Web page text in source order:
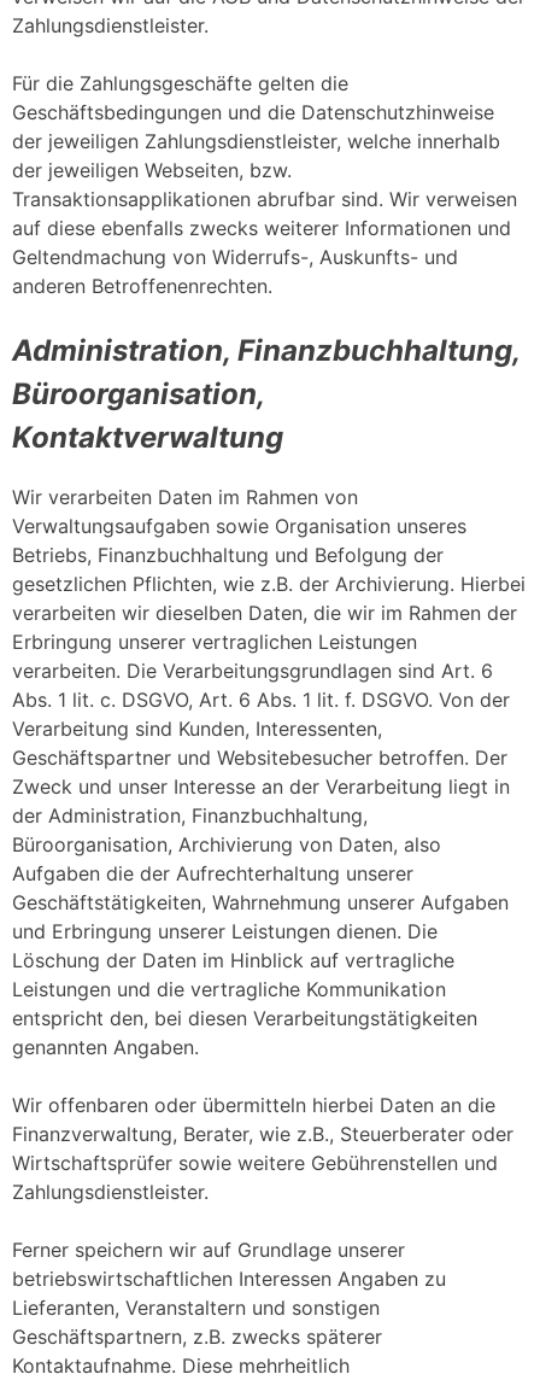
Zahlungsdienstleister.
Für die Zahlungsgeschäfte gelten die
Geschäftsbedingungen und die Datenschutzhinweise
der jeweiligen Zahlungsdienstleister, welche innerhalb
der jeweiligen Webseiten, bzw.
Transaktionsapplikationen abrufbar sind. Wir verweisen
auf diese ebenfalls zwecks weiterer Informationen und
Geltendmachung von Widerrufs-, Auskunfts- und
anderen Betroffenenrechten.
Administration, Finanzbuchhaltung,
Büroorganisation,
Kontaktverwaltung
Wir verarbeiten Daten im Rahmen von
Verwaltungsaufgaben sowie Organisation unseres
Betriebs, Finanzbuchhaltung und Befolgung der
gesetzlichen Pflichten, wie z.B. der Archivierung. Hierbei
verarbeiten wir dieselben Daten, die wir im Rahmen der
Erbringung unserer vertraglichen Leistungen
verarbeiten. Die Verarbeitungsgrundlagen sind Art. 6
Abs. 1 lit. c. DSGVO, Art. 6 Abs. 1 lit. f. DSGVO. Von der
Verarbeitung sind Kunden, Interessenten,
Geschäftspartner und Websitebesucher betroffen. Der
Zweck und unser Interesse an der Verarbeitung liegt in
der Administration, Finanzbuchhaltung,
Büroorganisation, Archivierung von Daten, also
Aufgaben die der Aufrechterhaltung unserer
Geschäftstätigkeiten, Wahrnehmung unserer Aufgaben
und Erbringung unserer Leistungen dienen. Die
Löschung der Daten im Hinblick auf vertragliche
Leistungen und die vertragliche Kommunikation
entspricht den, bei diesen Verarbeitungstätigkeiten
genannten Angaben.
Wir offenbaren oder übermitteln hierbei Daten an die
Finanzverwaltung, Berater, wie z.B., Steuerberater oder
Wirtschaftsprüfer sowie weitere Gebührenstellen und
Zahlungsdienstleister.
Ferner speichern wir auf Grundlage unserer
betriebswirtschaftlichen Interessen Angaben zu
Lieferanten, Veranstaltern und sonstigen
Geschäftspartnern, z.B. zwecks späterer
Kontaktaufnahme. Diese mehrheitlich